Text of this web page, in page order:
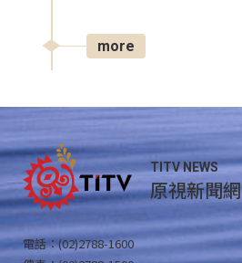
more
TITV NEWS
原視新聞網
電話：(02)2788-1600